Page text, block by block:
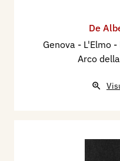
De
Genova - L'Elmo
Arco